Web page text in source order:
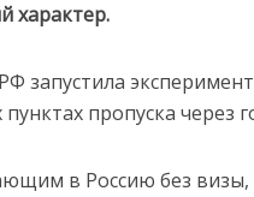
характер.
запустила
пропуска через
в Россию без визы,